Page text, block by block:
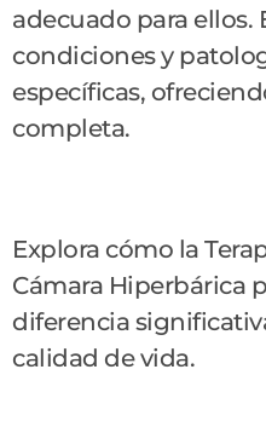
adecuado para ellos.
condiciones y
específicas,
completa.
Explora cómo la
Cámara Hiperbárica
diferencia
calidad de vida.